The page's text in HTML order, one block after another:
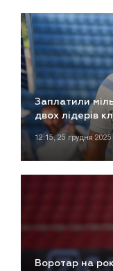
Заплатили
двох лідерів
12:15, 25 грудня
Воротар на